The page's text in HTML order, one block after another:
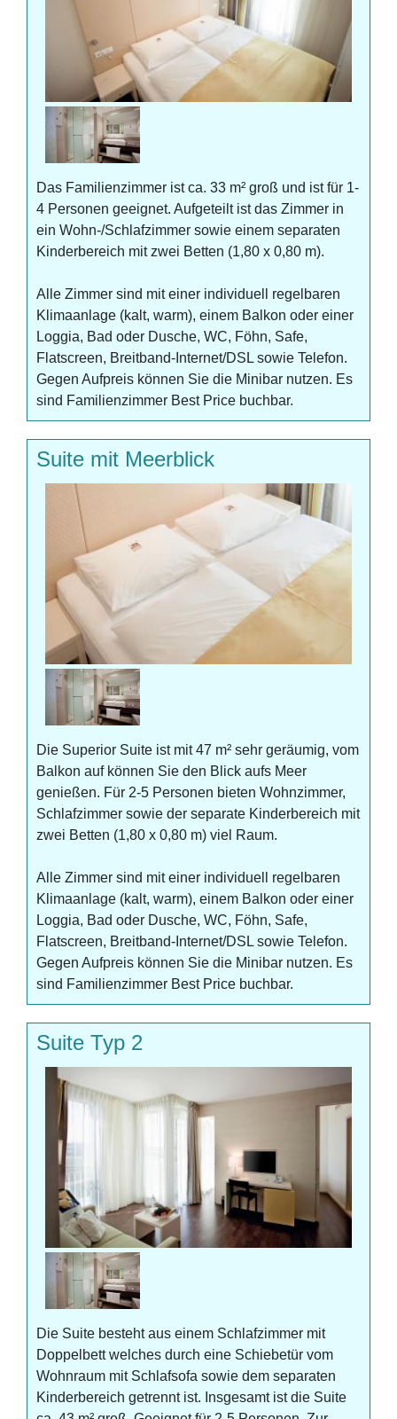
Das Familienzimmer ist ca. 33 m² groß und ist für 1-
4 Personen geeignet. Aufgeteilt ist das Zimmer in
ein Wohn-/Schlafzimmer sowie einem separaten
Kinderbereich mit zwei Betten (1,80 x 0,80 m).
Alle Zimmer sind mit einer individuell regelbaren
Klimaanlage (kalt, warm), einem Balkon oder einer
Loggia, Bad oder Dusche, WC, Föhn, Safe,
Flatscreen, Breitband-Internet/DSL sowie Telefon.
Gegen Aufpreis können Sie die Minibar nutzen. Es
sind Familienzimmer Best Price buchbar.
Suite mit Meerblick
Die Superior Suite ist mit 47 m² sehr geräumig, vom
Balkon auf können Sie den Blick aufs Meer
genießen. Für 2-5 Personen bieten Wohnzimmer,
Schlafzimmer sowie der separate Kinderbereich mit
zwei Betten (1,80 x 0,80 m) viel Raum.
Alle Zimmer sind mit einer individuell regelbaren
Klimaanlage (kalt, warm), einem Balkon oder einer
Loggia, Bad oder Dusche, WC, Föhn, Safe,
Flatscreen, Breitband-Internet/DSL sowie Telefon.
Gegen Aufpreis können Sie die Minibar nutzen. Es
sind Familienzimmer Best Price buchbar.
Suite Typ 2
Die Suite besteht aus einem Schlafzimmer mit
Doppelbett welches durch eine Schiebetür vom
Wohnraum mit Schlafsofa sowie dem separaten
Kinderbereich getrennt ist. Insgesamt ist die Suite